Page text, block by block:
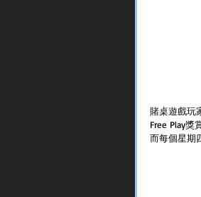
賭桌遊戲玩
Free Play獎
而每個星期